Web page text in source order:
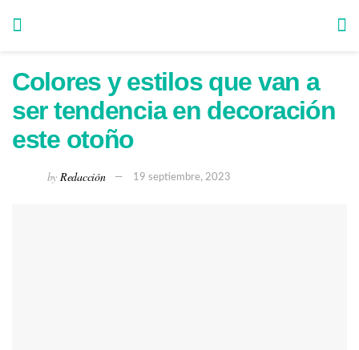
Colores y estilos que van a
ser tendencia en decoración
este otoño
by Redacción 19 septiembre, 2023